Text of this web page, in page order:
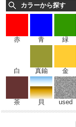
カラーから探す
赤 青 緑
白 真鍮 金
茶 貝 used